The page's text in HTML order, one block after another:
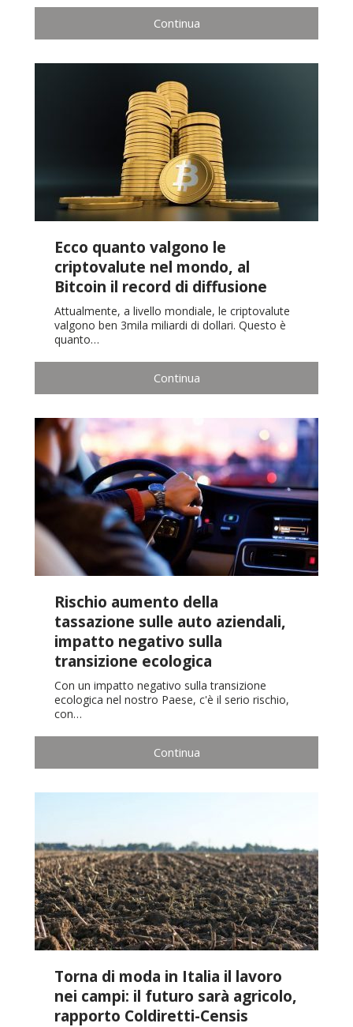
Continua
Ecco quanto valgono le
criptovalute nel mondo, al
Bitcoin il record di diffusione
Attualmente, a livello mondiale, le criptovalute
valgono ben 3mila miliardi di dollari. Questo è
quanto…
Continua
Rischio aumento della
tassazione sulle auto aziendali,
impatto negativo sulla
transizione ecologica
Con un impatto negativo sulla transizione
ecologica nel nostro Paese, c'è il serio rischio,
con…
Continua
Torna di moda in Italia il lavoro
nei campi: il futuro sarà agricolo,
rapporto Coldiretti-Censis